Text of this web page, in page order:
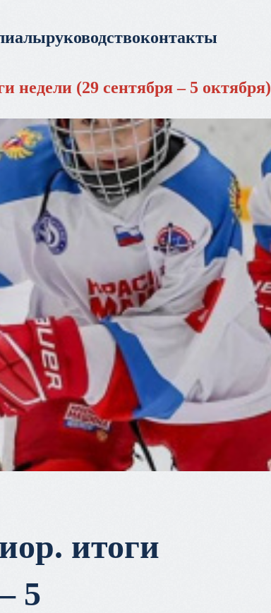
руководствоконтакты
недели (29 сентября – 5 октября)
итоги
5